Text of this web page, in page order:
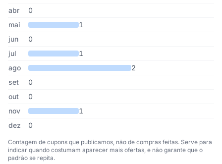
abr
0
mai
1
jun
0
jul
1
ago
2
set
0
out
0
nov
1
dez
0
Contagem de cupons que publicamos, não de compras feitas. Serve para
indicar quando costumam aparecer mais ofertas, e não garante que o
padrão se repita.